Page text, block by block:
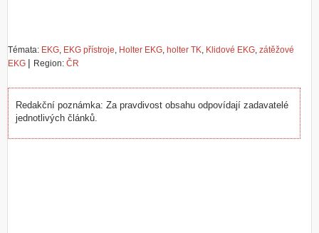
Témata: EKG, EKG přístroje, Holter EKG, holter TK, Klidové EKG, zátěžové
EKG | Region: ČR
Redakční poznámka: Za pravdivost obsahu odpovídají zadavatelé
jednotlivých článků.